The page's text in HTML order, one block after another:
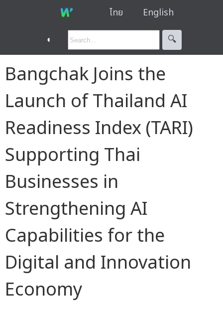
ไทย English
◐ 🔍︎
Bangchak Joins the
Launch of Thailand AI
Readiness Index (TARI)
Supporting Thai
Businesses in
Strengthening AI
Capabilities for the
Digital and Innovation
Economy